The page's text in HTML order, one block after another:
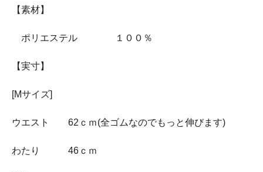
【素材】
ポリエステル １００％
【実寸】
[Mサイズ]
ウエスト 62ｃｍ(全ゴムなのでもっと伸びます)
わたり 46ｃｍ